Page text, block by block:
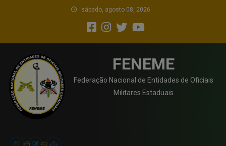
sábado, agosto 08, 2026
FENEME
Federação Nacional de Entidades de Oficiais
Militares Estaduais